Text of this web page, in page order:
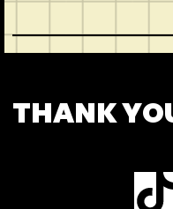
THANK
TikTok